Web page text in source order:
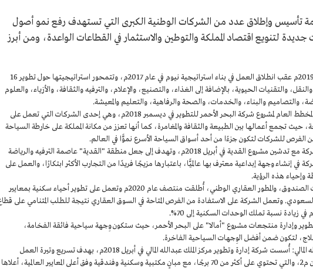
تأسيس وإطلاق عدد من الشركات الوطنية الكبرى التي تستهدف رفع نمو أصول
لتنويع اقتصاد المملكة والتوطين والاستثمار في القطاعات الواعدة، ومن أبرز
شركة نيوم: أسست الشركة في عام 2019م عقب انطلاق العمل في بناء استراتيجية نيوم في عام 2017م، وتتمحور استراتيجيتها حول تطوير 16
والتقنيات الحيوية، بالإضافة إلى الغذاء، والتصنيع، والإعلام، والترفيه والثقافة، والأزياء، والعلوم
والتصاميم والبناء، والخدمات، والصحة والرفاهية، والتعليم والمعيشة.
شركة البحر الأحمر للتطوير: اعتمد المخطط العام لمشروع شركة البحر الأحمر للتطوير في ديسمبر 2018م، وهي إحدى الشركات التي تعمل على
حيث تجمع أعمالها بين الطبيعة والثقافة والمغامرة، كما أنها تعزز من مكانة المملكة على خارطة السياحة
الفرص للشركات لتكون جزءًا من أحد أسواق السياحة الأسرع نموًّا في العالم.
شركة القدية للاستثمار: أُنشئت الشركة مع تدشين مشروع القدية في أبريل 2018م، وتهدف إلى جعل منطقة "القدية" عاصمة الترفيه والرياضة
في إنشاء وجهة إبداعية معترف بها عالميًّا، باعتبارها مزيجًا فريدًا من التجارب الأكثر ابتكارًا، والعمل على
وإحياء هذه الرؤية.
شركة روشن العقارية: إحدى شركات الصندوق، والمطور العقاري الوطني، أُطلقت منتصف عام 2020م وتعمل على تطوير أحياء سكنية بمعايير
وتعمل الشركة على الاستفادة من الفرص المتاحة في السوق العقاري نتيجة للطلب المتنامي على
زيادة نسبة تملك الوحدات السكنية إلى 70%.
وإدارة منتجعات مشروع "أمالا" على البحر الأحمر، حيث ستكون وِجهة سياحية فائقة الفخامة،
لتكون ضمن أفضل الوِجهات السياحية الفاخرة.
شركة إدارة وتطوير مركز الملك عبدالله المالي: أُسست شركة إدارة وتطوير مركز الملك عبدالله المالي في أبريل 2018م، بهدف تسريع وتيرة العمل
والتطوير على مساحة تبلغ 1.6 مليون م2، والتي تحتوي على أكثر من 70 برجًا، مع مبانٍ مكتبية وسكنية وفندقية وفق أعلى المعايير العالمية، أعلاها